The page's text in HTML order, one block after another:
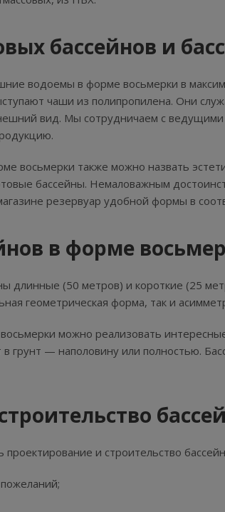
бассейнов и
водоемы в форме восьмерки в
чаши из полипропилена. Они
вид. Мы сотрудничаем с
восьмерки также можно назвать
бассейны. Немаловажным
резервуар удобной формы в
в форме
длинные (50 метров) и короткие (25
геометрическая форма, так и
можно реализовать
в грунт — наполовину или полностью.
и строительство